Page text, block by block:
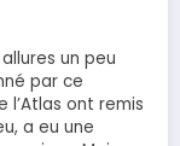
un peu
par ce
l’Atlas ont remis
a eu une